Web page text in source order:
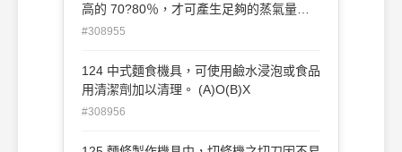
高的 70?80％，才可產生足夠的蒸氣量。
(A)O(B)X
#308955
124 中式麵食機具，可使用鹼水浸泡或食品
用清潔劑加以清理。 (A)O(B)X
#308956